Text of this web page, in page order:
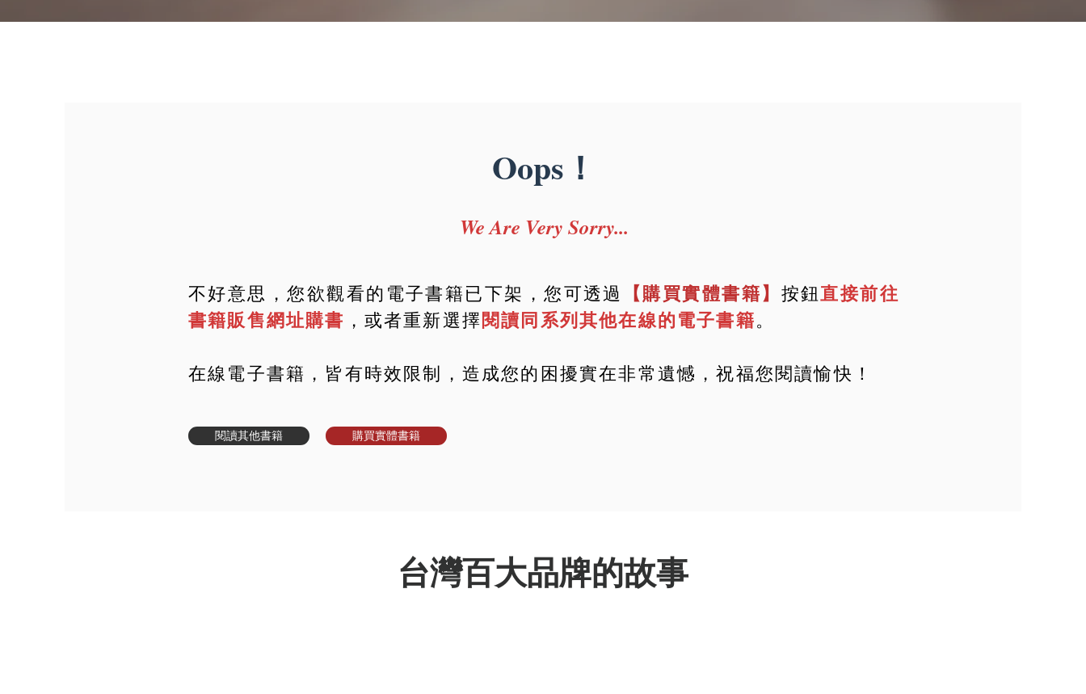
Oops！
We Are Very Sorry...
不好意思，您欲觀看的電子書籍已下架，您可透過 【購買實體書籍】 按鈕直接前往
書籍販售網址購書 ，或者重新選擇閱讀同系列其他在線的電子書籍。
在線電子書籍，皆有時效限制，造成您的困擾實在非常遺憾，祝福您閱讀愉快！
閱讀其他書籍 購買實體書籍
台灣百大品牌的故事